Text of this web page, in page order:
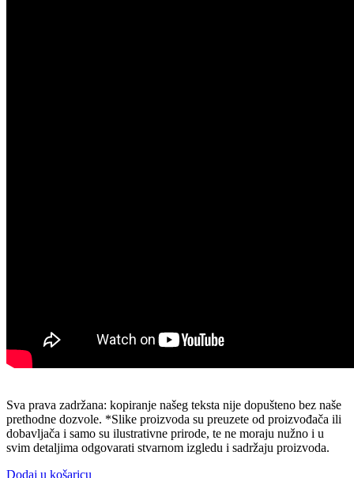
Sva prava zadržana: kopiranje našeg teksta nije dopušteno bez naše
prethodne dozvole. *Slike proizvoda su preuzete od proizvođača ili
dobavljača i samo su ilustrativne prirode, te ne moraju nužno i u
svim detaljima odgovarati stvarnom izgledu i sadržaju proizvoda.
Dodaj u košaricu